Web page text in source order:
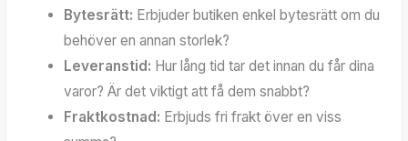
Bytesrätt: Erbjuder butiken enkel bytesrätt om du
behöver en annan storlek?
Leveranstid: Hur lång tid tar det innan du får dina
varor? Är det viktigt att få dem snabbt?
Fraktkostnad: Erbjuds fri frakt över en viss